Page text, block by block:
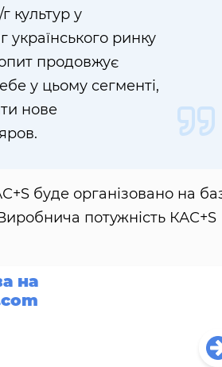
культур у
українського ринку
продовжує
у цьому сегменті,
нове
буде організовано на
потужність КАС+S
на